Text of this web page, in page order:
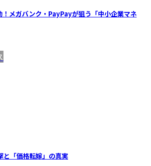
メガバンク・PayPayが狙う「中小企業マネ
と「価格転嫁」の真実